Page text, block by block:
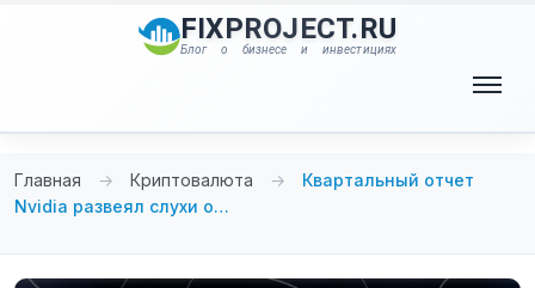
FIXPROJECT.RU
Блог о бизнесе и инвестициях
Главная → Криптовалюта →
Квартальный отчет
Nvidia развеял слухи о…